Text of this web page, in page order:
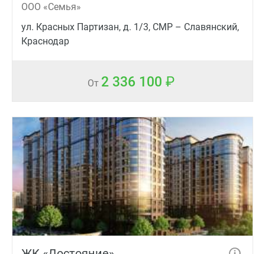
ООО «Семья»
ул. Красных Партизан, д. 1/3, СМР – Славянский,
Краснодар
От 2 336 100